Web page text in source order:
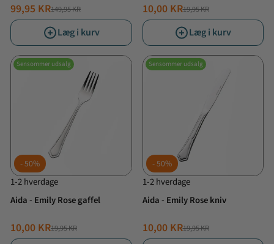
NORMALPRIS
149,95 KR
TILBUDSPRIS
99,95 KR
Læg i kurv
NORMALPRIS
19,95 KR
TILBUDSPRIS
10,00 KR
Læg i kurv
Sensommer udsalg
50%
1-2 hverdage
Aida - Emily Rose gaffel
NORMALPRIS
19,95 KR
TILBUDSPRIS
10,00 KR
Sensommer udsalg
50%
1-2 hverdage
Aida - Emily Rose kniv
NORMALPRIS
19,95 KR
TILBUDSPRIS
10,00 KR